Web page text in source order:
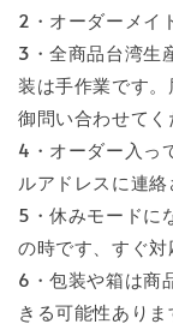
2・オーダーメイ
3・全商品台湾生
装は手作業です
御問い合わせてく
4・オーダー入っ
ルアドレスに連絡
5・休みモードに
の時です、すぐ対
6・包装や箱は商
きる可能性あり